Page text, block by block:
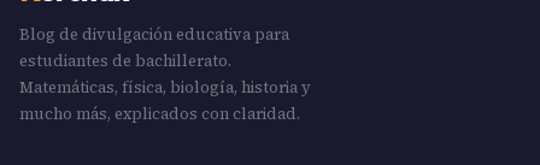
Blog de divulgación educativa para
estudiantes de bachillerato.
Matemáticas, física, biología, historia y
mucho más, explicados con claridad.